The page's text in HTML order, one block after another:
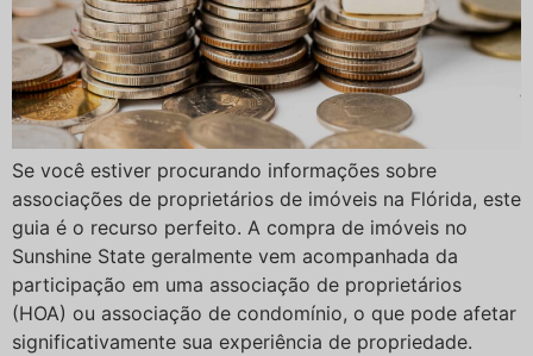
Se você estiver procurando informações sobre
associações de proprietários de imóveis na Flórida, este
guia é o recurso perfeito. A compra de imóveis no
Sunshine State geralmente vem acompanhada da
participação em uma associação de proprietários
(HOA) ou associação de condomínio, o que pode afetar
significativamente sua experiência de propriedade.